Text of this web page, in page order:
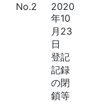
No.2
2020
年10
月23
日
登記
記録
の閉
鎖等